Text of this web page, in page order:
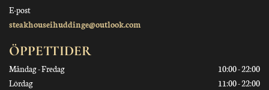
E-post
steakhouseihuddinge@outlook.com
ÖPPETTIDER
Måndag - Fredag
10:00 - 22:00
Lördag
11:00 - 22:00